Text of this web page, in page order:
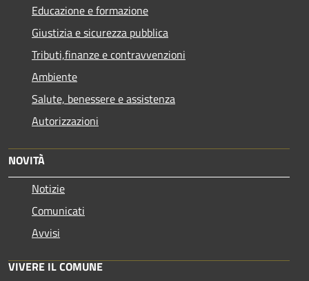
Educazione e formazione
Giustizia e sicurezza pubblica
Tributi,finanze e contravvenzioni
Ambiente
Salute, benessere e assistenza
Autorizzazioni
NOVITÀ
Notizie
Comunicati
Avvisi
VIVERE IL COMUNE